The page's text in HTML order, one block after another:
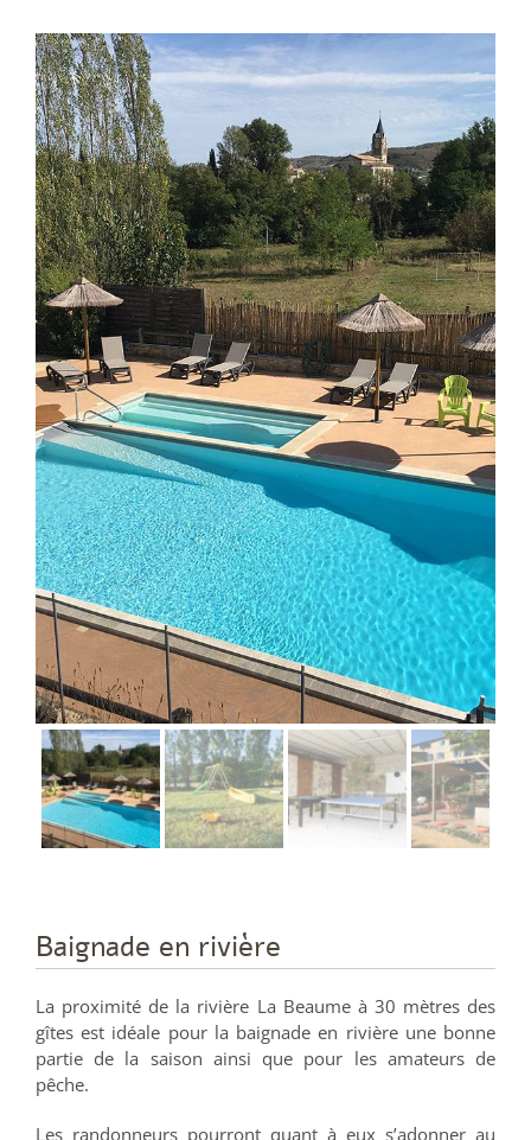
Baignade en rivière
La proximité de la rivière La Beaume à 30 mètres des
gîtes est idéale pour la baignade en rivière une bonne
partie de la saison ainsi que pour les amateurs de
pêche.
Les randonneurs pourront quant à eux s’adonner au